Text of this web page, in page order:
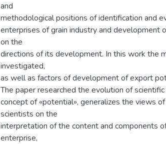
and
methodological positions of identification and
enterprises of grain industry and development
on the
directions of its development. In this work the
investigated,
as well as factors of development of export
The paper researched the evolution of
concept of «potential», generalizes the views
scientists on the
interpretation of the content and components
enterprise,